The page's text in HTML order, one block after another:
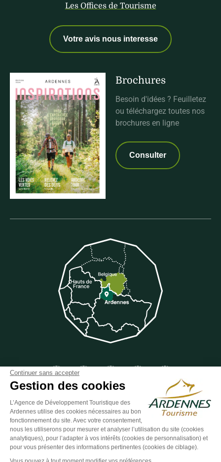
Les Offices de Tourisme
Votre avis nous interesse
Brochures
Besoin d'idées ? Feuilletez
ou téléchargez toutes nos
brochures en ligne
Consulter
Suivez-nous sur Facebook
ESPACE GROUPES ESPACE PRESSE ESPACE PRO
Plan du site-Politique de confidentialité -Mentions légales -
Éditer mes cookies -Made with byIRIS Interactive
Continuer sans accepter
Gestion des cookies
L’Agence de Développement Touristique des
Ardennes utilise des cookies nécessaires au bon
fonctionnement du site. Avec votre consentement,
nous les utiliserons pour mesurer et analyser l’utilisation du site (cookies
analytiques), pour l’adapter à vos intérêts (cookies de personnalisation) et
pour vous présenter des informations pertinentes (cookies de ciblage).